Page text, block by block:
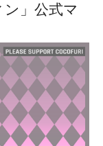
ン」公式マ